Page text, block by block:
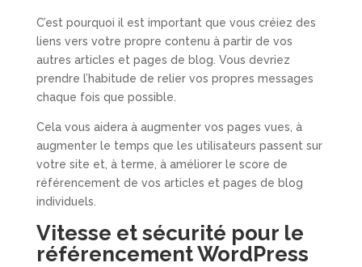
C’est pourquoi il est important que vous créiez des
liens vers votre propre contenu à partir de vos
autres articles et pages de blog. Vous devriez
prendre l’habitude de relier vos propres messages
chaque fois que possible.
Cela vous aidera à augmenter vos pages vues, à
augmenter le temps que les utilisateurs passent sur
votre site et, à terme, à améliorer le score de
référencement de vos articles et pages de blog
individuels.
Vitesse et sécurité pour le
référencement WordPress